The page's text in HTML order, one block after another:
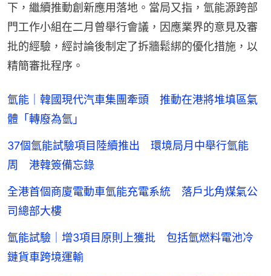
下，繼續推動創新應用落地。當局又指，氫能源跨部
門工作小組在二月曾舉行會議，因應業界的意見及審
批的經驗，經討論後制定了拆牆鬆綁的優化措施，以
精簡審批程序。
氫能｜韓國現代汽車集團牽頭 推動在港將堆填區氣
體「轉廢為氫」
37個氫能試驗項目陸續推出 環境局月中舉行氫能
周 港韓簽備忘錄
全港首個商廈電動車氫能充電系統 落戶北角煤氣公
司總部大樓
氫能試驗｜增3項目原則上獲批 包括氫燃料電池冷
鏈貨車跨境運輸